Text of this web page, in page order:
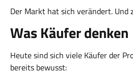
Der Markt hat sich verändert. Und
Was Käufer denken
Heute sind sich viele Käufer der
bereits bewusst: